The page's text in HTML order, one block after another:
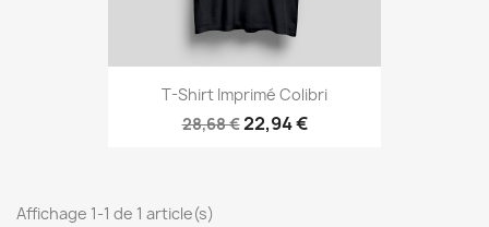
T-Shirt Imprimé Colibri
28,68 €22,94 €
Affichage 1-1 de 1 article(s)